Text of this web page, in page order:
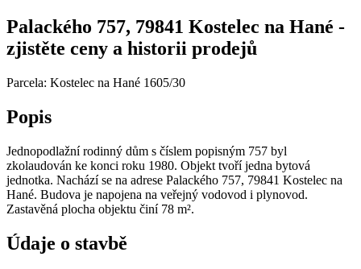
Palackého 757, 79841 Kostelec na Hané -
zjistěte ceny a historii prodejů
Parcela: Kostelec na Hané 1605/30
Popis
Jednopodlažní rodinný dům s číslem popisným 757 byl
zkolaudován ke konci roku 1980. Objekt tvoří jedna bytová
jednotka. Nachází se na adrese Palackého 757, 79841 Kostelec na
Hané. Budova je napojena na veřejný vodovod i plynovod.
Zastavěná plocha objektu činí 78 m².
Údaje o stavbě